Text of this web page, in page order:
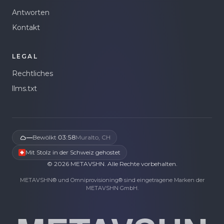
Antworten
Kontakt
LEGAL
Rechtliches
llms.txt
—Bewölkt·03:58Muralto, CH
Mit Stolz in der Schweiz gehostet
© 2026METAVSHN. Alle Rechte vorbehalten.
METAVSHN® und Omniprovisioning® sind eingetragene Marken der
METAVSHN GmbH.